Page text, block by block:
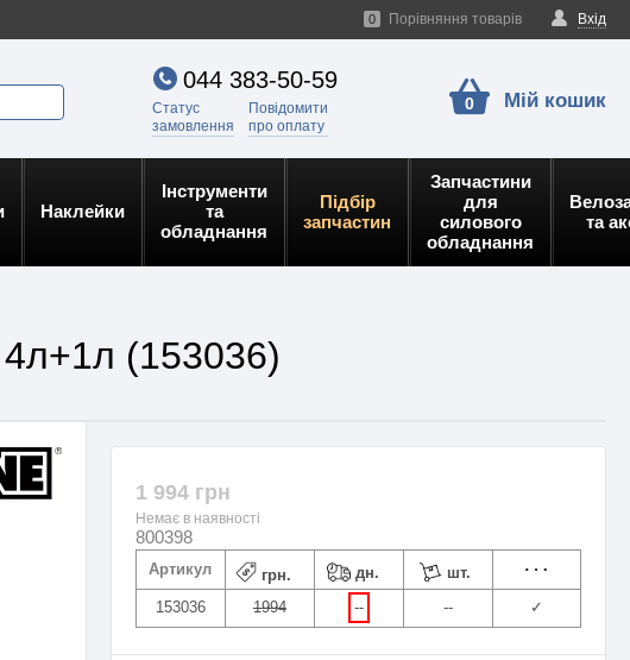
Вхід
0 Порівняння товарів
044 383-50-59
Статус
замовлення
Повідомити
про оплату
0 Мій кошик
Наклейки
Інструменти
та
обладнання
Підбір
запчастин
Запчастини
для
силового
обладнання
та
(153036)
1 994 грн
Немає в наявності
800398
Артикул грн. дн.
шт.
153036
1994 -- -- ✓